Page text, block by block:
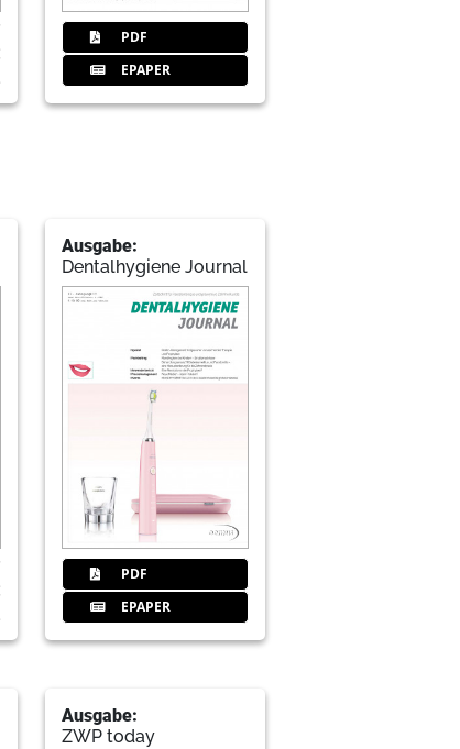
PDF
EPAPER
Ausgabe:
Dentalhygiene Journal
PDF
EPAPER
Ausgabe:
ZWP today